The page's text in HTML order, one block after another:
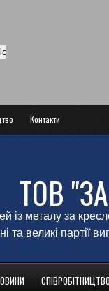
Контакти
ТОВ
із металу за
та великі партії